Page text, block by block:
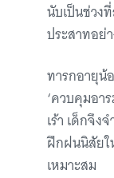
นับเป็นช่วง
ประสาทอย่
ทารกอายุน้
‘ควบคุมอา
เร้า เด็กจึง
ฝึกฝนนิสัยใ
เหมาะสม